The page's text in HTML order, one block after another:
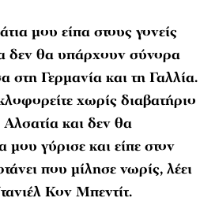
μου είπα στους γονείς
δεν θα υπάρχουν σύνορα
στη Γερμανία και τη Γαλλία.
χωρίς διαβατήριο
και δεν θα
γύρισε και είπε στον
που μίλησε νωρίς, λέει
Κον Μπεντίτ.